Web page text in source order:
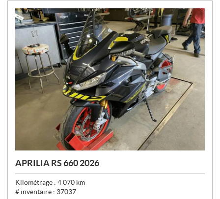
APRILIA RS 660 2026
Kilométrage : 4 070 km
# inventaire : 37037